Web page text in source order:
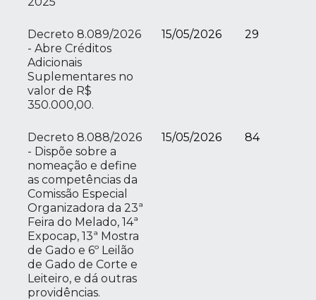
Decreto 8.089/2026
- Abre Créditos
Adicionais
Suplementares no
valor de R$
350.000,00.
15/05/2026 29
Decreto 8.088/2026
- Dispõe sobre a
nomeação e define
as competências da
Comissão Especial
Organizadora da 23ª
Feira do Melado, 14ª
Expocap, 13ª Mostra
de Gado e 6º Leilão
de Gado de Corte e
Leiteiro, e dá outras
providências.
15/05/2026 84